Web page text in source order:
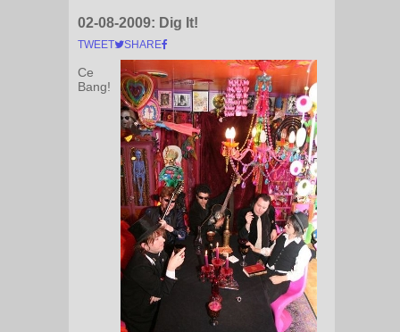
02-08-2009: Dig It!
TWEET SHARE
Ce
Bang!